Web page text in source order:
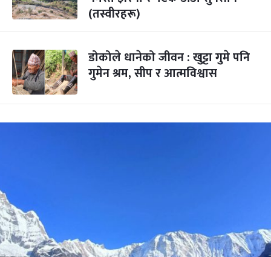
(तस्वीरहरू)
डोकोले धानेको जीवन : खुट्टा गुमे पनि
गुमेन श्रम, सीप र आत्मविश्वास